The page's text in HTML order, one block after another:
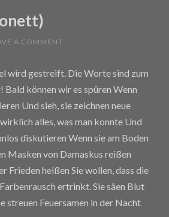
A COMMENT
wird gestreift. Die Worte sind zum
Bald können wir es spüren Wenn
Und sieh, sie zeichnen neue
alles, was man konnte Und
diskutieren Wenn sie am Boden
Masken von Damaskus reißen
Frieden heißen Sie wollen, dass die
ertrinkt. Sie säen Blut
streuen Feuersamen in der Nacht